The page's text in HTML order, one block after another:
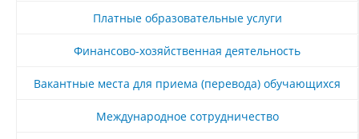
Платные образовательные услуги
Финансово-хозяйственная деятельность
Вакантные места для приема (перевода) обучающихся
Международное сотрудничество